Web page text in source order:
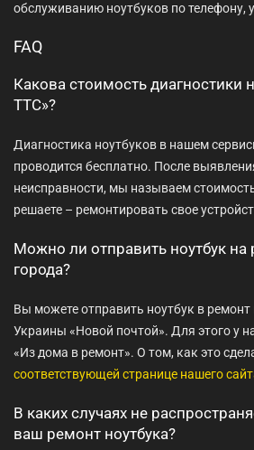
обслуживанию ноутбуков по телефону,
FAQ
Какова стоимость диагностики
ТТС»?
Диагностика ноутбуков в нашем
проводится бесплатно. После
неисправности, мы называем
решаете – ремонтировать свое
Можно ли отправить ноутбук на
города?
Вы можете отправить ноутбук в ремонт
Украины «Новой почтой». Для этого у
«Из дома в ремонт». О том, как это
соответствующей странице нашего
В каких случаях не
ваш ремонт ноутбука?